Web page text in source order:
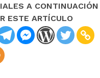
A CONTINUACIÓN
ESTE ARTÍCULO